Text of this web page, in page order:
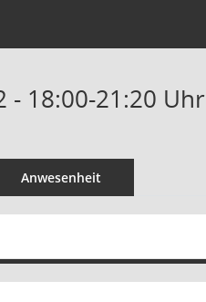
- 18:00-21:20 Uhr
Anwesenheit